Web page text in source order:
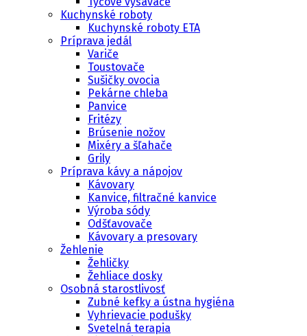
Kuchynské roboty
Kuchynské roboty ETA
Príprava jedál
Variče
Toustovače
Sušičky ovocia
Pekárne chleba
Panvice
Fritézy
Brúsenie nožov
Mixéry a šľahače
Grily
Príprava kávy a nápojov
Kávovary
Kanvice, filtračné kanvice
Výroba sódy
Odšťavovače
Kávovary a presovary
Žehlenie
Žehličky
Žehliace dosky
Osobná starostlivosť
Zubné kefky a ústna hygiéna
Vyhrievacie podušky
Svetelná terapia